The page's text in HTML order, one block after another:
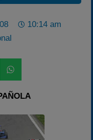
Noticias
Carreras finalizadas
Campeonato
10:14 am